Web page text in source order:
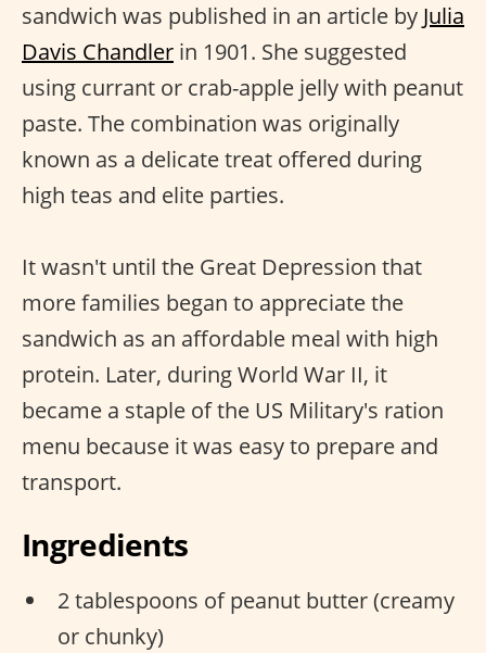
sandwich was published in an article by Julia
Davis Chandler in 1901. She suggested
using currant or crab-apple jelly with peanut
paste. The combination was originally
known as a delicate treat offered during
high teas and elite parties.
It wasn't until the Great Depression that
more families began to appreciate the
sandwich as an affordable meal with high
protein. Later, during World War II, it
became a staple of the US Military's ration
menu because it was easy to prepare and
transport.
Ingredients
2 tablespoons of peanut butter (creamy
or chunky)